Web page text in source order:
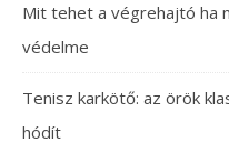
Mit tehet a végrehajtó ha
védelme
Tenisz karkötő: az örök
hódít